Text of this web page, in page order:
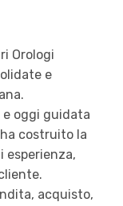
Orologi
e
e oggi guidata
costruito la
esperienza,
acquisto,